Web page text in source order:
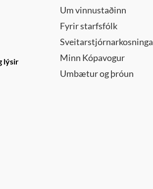
lýsir
Um vinnustaðinn
Fyrir starfsfólk
Minn Kópavogur
Umbætur og þróun